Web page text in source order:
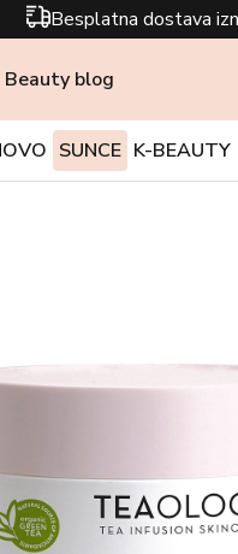
Besplatna dostava
Beauty blog
SUNCE K-BEAUTY